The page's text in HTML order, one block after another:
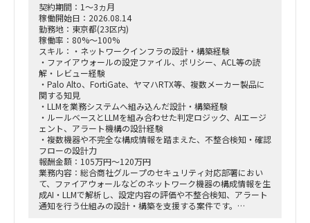
成。
・コンサルティング業務
└課題の早期発見・構造化、ロジカルシンキングに基づく解決
策の提示、およびファーム水準の報告資料・検討資料の作成。
契約期間：1～3ヵ月
稼働開始日：2026.08.14
勤務地：東京都(23区内)
稼働率：80%～100%
スキル：・ネットワークインフラの設計・構築経験
・ファイアウォールの設定ファイル、ポリシー、ACL等の読
解・レビュー経験
・Palo Alto、FortiGate、ヤマハRTX等、複数メーカー製品に
関する知見
・LLMを業務システムへ組み込んだ設計・構築経験
・ルールベースとLLMを組み合わせた判定ロジック、AIエージ
ェント、アラート機構の設計経験
・複数機器や不完全な構成情報を踏まえた、不整合検知・確認
フローの設計力
報酬金額：105万円～120万円
業務内容：総合商社グループのセキュリティ対応部署におい
て、ファイアウォールなどのネットワーク機器の構成情報を生
成AI・LLMで解析し、設定内容の評価や不整合検知、アラート
通知を行う仕組みの設計・構築を支援する案件です。